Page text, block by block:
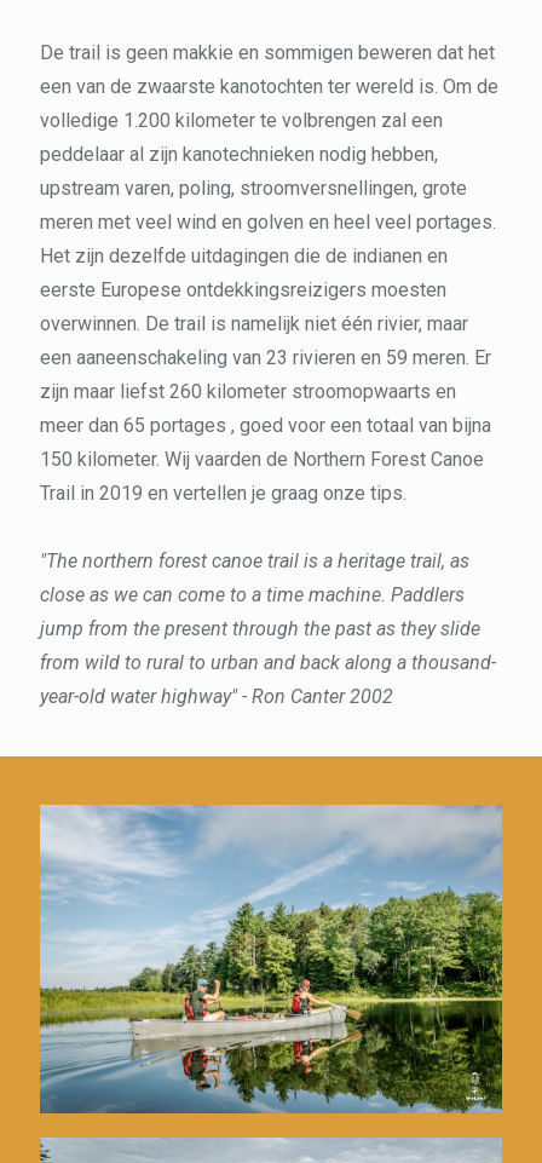
De trail is geen makkie en sommigen beweren dat het
een van de zwaarste kanotochten ter wereld is. Om de
volledige 1.200 kilometer te volbrengen zal een
peddelaar al zijn kanotechnieken nodig hebben,
upstream varen, poling, stroomversnellingen, grote
meren met veel wind en golven en heel veel portages.
Het zijn dezelfde uitdagingen die de indianen en
eerste Europese ontdekkingsreizigers moesten
overwinnen. De trail is namelijk niet één rivier, maar
een aaneenschakeling van 23 rivieren en 59 meren. Er
zijn maar liefst 260 kilometer stroomopwaarts en
meer dan 65 portages , goed voor een totaal van bijna
150 kilometer. Wij vaarden de Northern Forest Canoe
Trail in 2019 en vertellen je graag onze tips.
"The northern forest canoe trail is a heritage trail, as
close as we can come to a time machine. Paddlers
jump from the present through the past as they slide
from wild to rural to urban and back along a thousand-
year-old water highway" - Ron Canter 2002